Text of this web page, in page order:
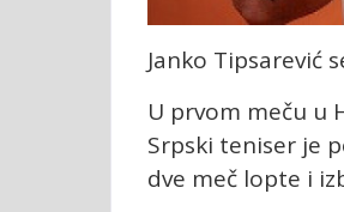
Janko Tipsarević
U prvom meču u
Srpski teniser je
dve meč lopte i